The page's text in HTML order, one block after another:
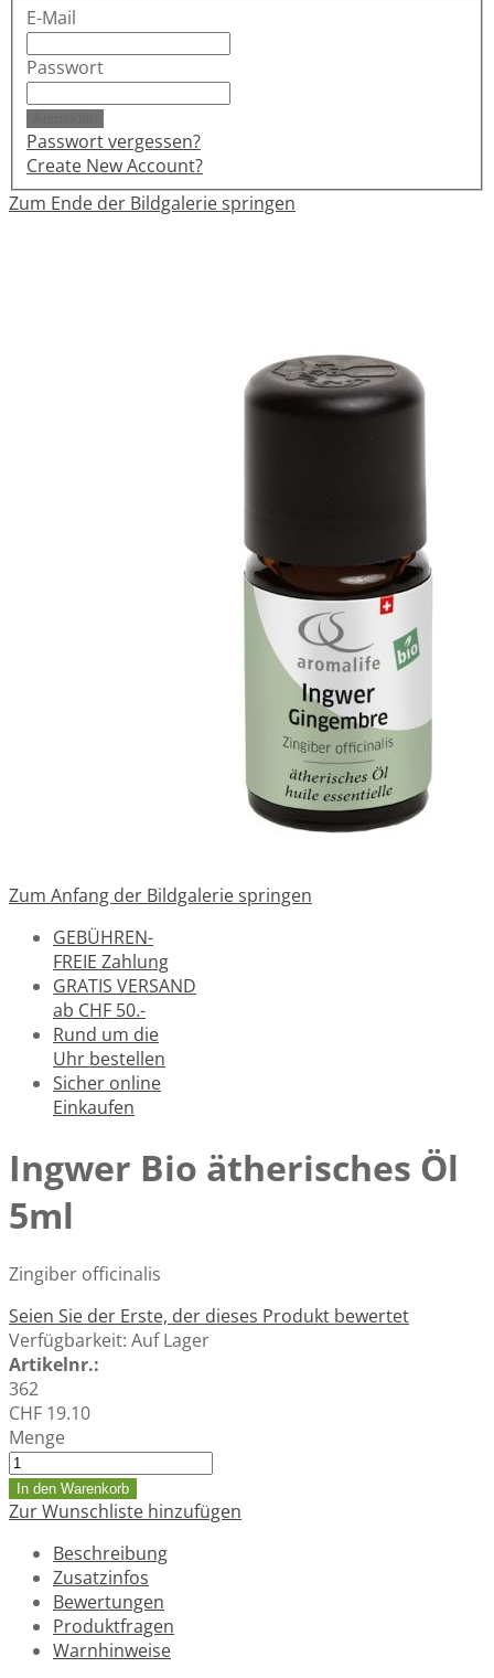
E-Mail
Passwort
Passwort vergessen?
Create New Account?
Zum Ende der Bildgalerie springen
Zum Anfang der Bildgalerie springen
GEBÜHREN-
FREIE Zahlung
GRATIS VERSAND
ab CHF 50.-
Rund um die
Uhr bestellen
Sicher online
Einkaufen
Ingwer Bio ätherisches Öl
5ml
Zingiber officinalis
Seien Sie der Erste, der dieses Produkt bewertet
Verfügbarkeit: Auf Lager
Artikelnr.:
362
CHF 19.10
Menge
In den Warenkorb
Zur Wunschliste hinzufügen
Beschreibung
Zusatzinfos
Bewertungen
Produktfragen
Warnhinweise